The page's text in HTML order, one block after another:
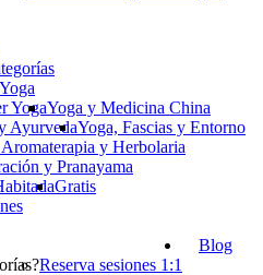
YogaYoga y Medicina China
AyurvedaYoga, Fascias y Entorno
y Herbolaria
y Pranayama
Gratis
Reserva sesiones 1:1
Blog